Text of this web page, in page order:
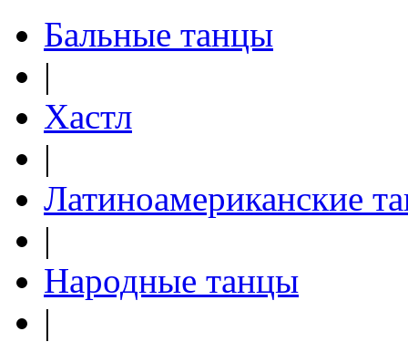
Бальные танцы
|
Хастл
|
Латиноамериканские
|
Народные танцы
|